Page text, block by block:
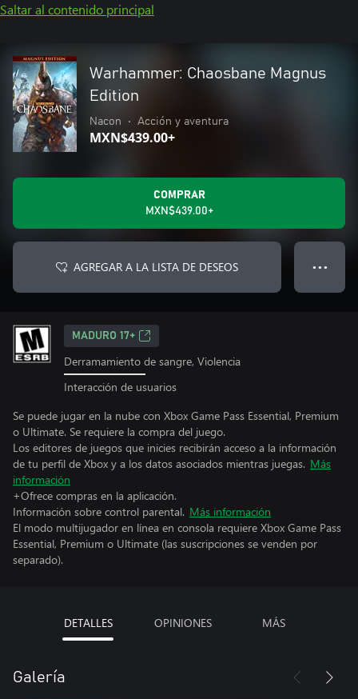
Saltar al contenido principal
Warhammer: Chaosbane Magnus
Edition
Nacon • Acción y aventura
MXN$439.00+
COMPRAR
MXN$439.00+
AGREGAR A LA LISTA DE DESEOS ● ● ●
MADURO 17+
Derramamiento de sangre, Violencia
Interacción de usuarios
Se puede jugar en la nube con Xbox Game Pass Essential, Premium
o Ultimate. Se requiere la compra del juego.
Los editores de juegos que inicies recibirán acceso a la información
de tu perfil de Xbox y a los datos asociados mientras juegas. Más
información
+Ofrece compras en la aplicación.
Información sobre control parental. Más información
El modo multijugador en línea en consola requiere Xbox Game Pass
Essential, Premium o Ultimate (las suscripciones se venden por
separado).
DETALLES OPINIONES MÁS
Galería